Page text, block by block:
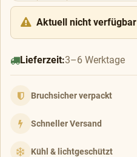
Aktuell nicht verfügbar
Lieferzeit:3–6 Werktage
Bruchsicher verpackt
Schneller Versand
Kühl & lichtgeschützt